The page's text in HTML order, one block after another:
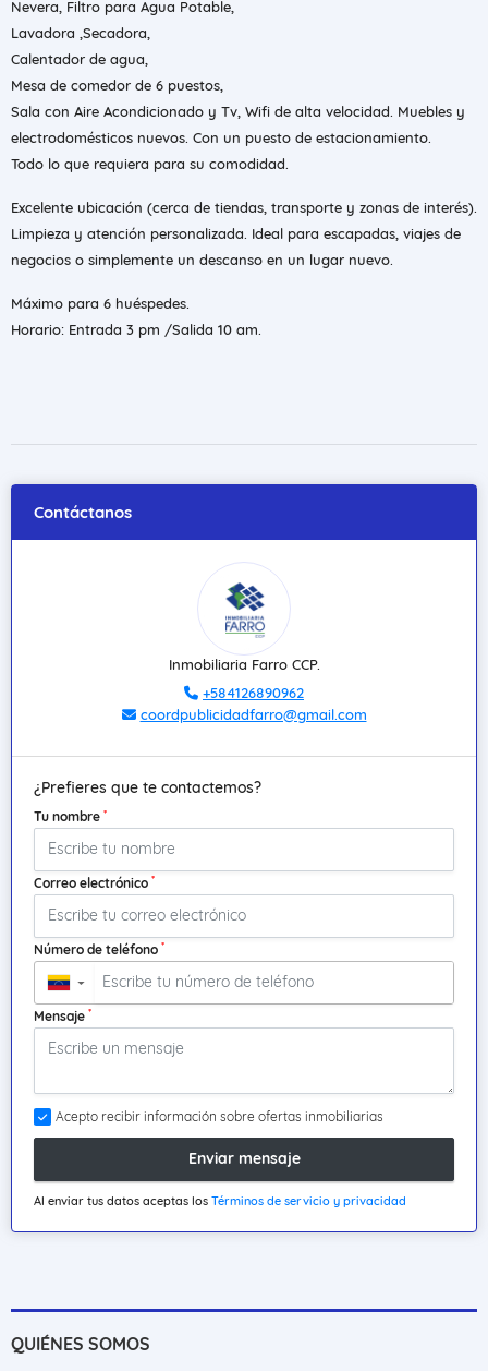
Nevera, Filtro para Agua Potable,
Lavadora ,Secadora,
Calentador de agua,
Mesa de comedor de 6 puestos,
Sala con Aire Acondicionado y Tv, Wifi de alta velocidad. Muebles y
electrodomésticos nuevos. Con un puesto de estacionamiento.
Todo lo que requiera para su comodidad.
Excelente ubicación (cerca de tiendas, transporte y zonas de interés).
Limpieza y atención personalizada. Ideal para escapadas, viajes de
negocios o simplemente un descanso en un lugar nuevo.
Máximo para 6 huéspedes.
Horario: Entrada 3 pm /Salida 10 am.
Contáctanos
Inmobiliaria Farro CCP.
+584126890962
coordpublicidadfarro@gmail.com
¿Prefieres que te contactemos?
Tu nombre *
Correo electrónico *
Número de teléfono *
▼
Mensaje *
Acepto recibir información sobre ofertas inmobiliarias
Enviar mensaje
Al enviar tus datos aceptas los Términos de servicio y privacidad
QUIÉNES SOMOS